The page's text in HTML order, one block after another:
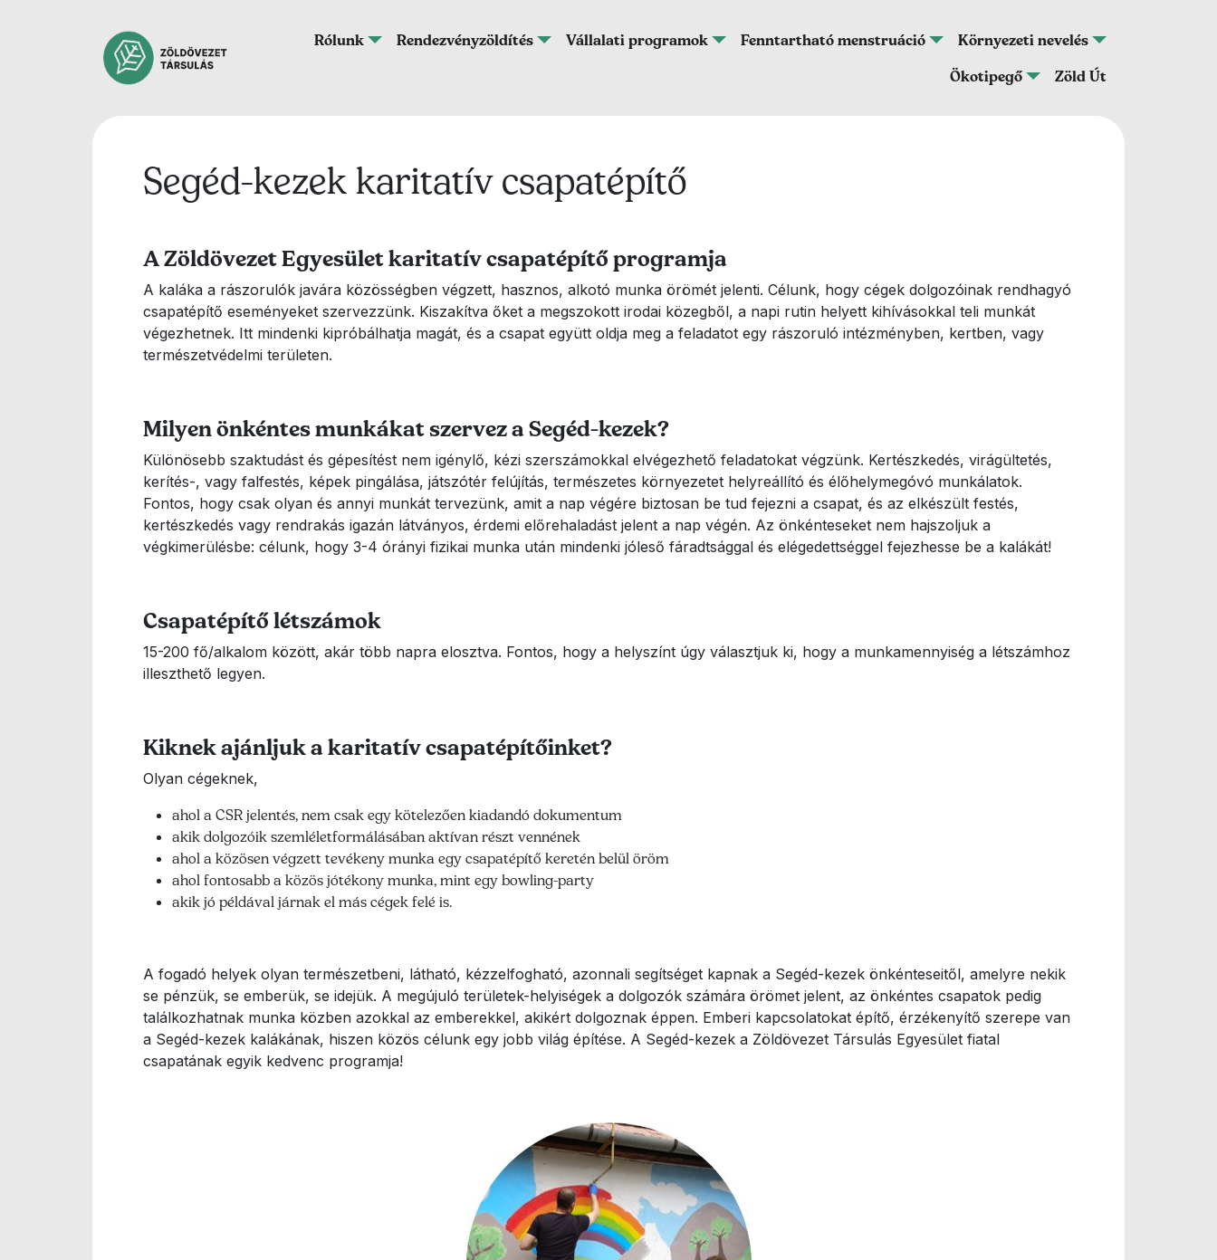
Fő navigáció
Rólunk Rendezvényzöldítés Vállalati programok Fenntartható menstruáció
Környezeti nevelés
Ökotipegő
Zöld Út
Segéd-kezek karitatív csapatépítő
A Zöldövezet Egyesület karitatív csapatépítő programja
A kaláka a rászorulók javára közösségben végzett, hasznos, alkotó munka örömét jelenti. Célunk, hogy cégek dolgozóinak rendhagyó
csapatépítő eseményeket szervezzünk. Kiszakítva őket a megszokott irodai közegből, a napi rutin helyett kihívásokkal teli munkát
végezhetnek. Itt mindenki kipróbálhatja magát, és a csapat együtt oldja meg a feladatot egy rászoruló intézményben, kertben, vagy
természetvédelmi területen.
Milyen önkéntes munkákat szervez a Segéd-kezek?
Különösebb szaktudást és gépesítést nem igénylő, kézi szerszámokkal elvégezhető feladatokat végzünk. Kertészkedés, virágültetés,
kerítés-, vagy falfestés, képek pingálása, játszótér felújítás, természetes környezetet helyreállító és élőhelymegóvó munkálatok.
Fontos, hogy csak olyan és annyi munkát tervezünk, amit a nap végére biztosan be tud fejezni a csapat, és az elkészült festés,
kertészkedés vagy rendrakás igazán látványos, érdemi előrehaladást jelent a nap végén. Az önkénteseket nem hajszoljuk a
végkimerülésbe: célunk, hogy 3-4 órányi fizikai munka után mindenki jóleső fáradtsággal és elégedettséggel fejezhesse be a kalákát!
Csapatépítő létszámok
15-200 fő/alkalom között, akár több napra elosztva. Fontos, hogy a helyszínt úgy választjuk ki, hogy a munkamennyiség a létszámhoz
illeszthető legyen.
Kiknek ajánljuk a karitatív csapatépítőinket?
Olyan cégeknek,
ahol a CSR jelentés, nem csak egy kötelezően kiadandó dokumentum
akik dolgozóik szemléletformálásában aktívan részt vennének
ahol a közösen végzett tevékeny munka egy csapatépítő keretén belül öröm
ahol fontosabb a közös jótékony munka, mint egy bowling-party
akik jó példával járnak el más cégek felé is.
A fogadó helyek olyan természetbeni, látható, kézzelfogható, azonnali segítséget kapnak a Segéd-kezek önkénteseitől, amelyre nekik
se pénzük, se emberük, se idejük. A megújuló területek-helyiségek a dolgozók számára örömet jelent, az önkéntes csapatok pedig
találkozhatnak munka közben azokkal az emberekkel, akikért dolgoznak éppen. Emberi kapcsolatokat építő, érzékenyítő szerepe van
a Segéd-kezek kalákának, hiszen közös célunk egy jobb világ építése. A Segéd-kezek a Zöldövezet Társulás Egyesület fiatal
csapatának egyik kedvenc programja!